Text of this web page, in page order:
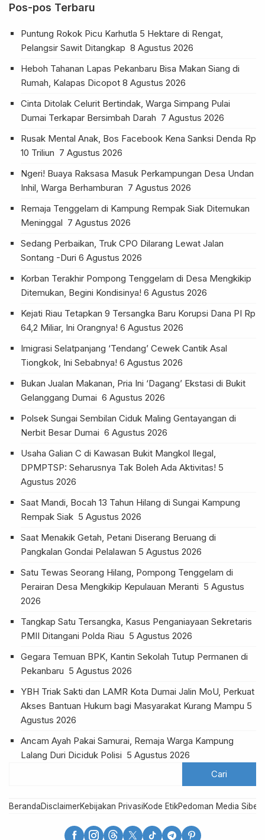
Pos-pos Terbaru
Puntung Rokok Picu Karhutla 5 Hektare di Rengat,
Pelangsir Sawit Ditangkap 8 Agustus 2026
Heboh Tahanan Lapas Pekanbaru Bisa Makan Siang di
Rumah, Kalapas Dicopot 8 Agustus 2026
Cinta Ditolak Celurit Bertindak, Warga Simpang Pulai
Dumai Terkapar Bersimbah Darah 7 Agustus 2026
Rusak Mental Anak, Bos Facebook Kena Sanksi Denda Rp
10 Triliun 7 Agustus 2026
Ngeri! Buaya Raksasa Masuk Perkampungan Desa Undan
Inhil, Warga Berhamburan 7 Agustus 2026
Remaja Tenggelam di Kampung Rempak Siak Ditemukan
Meninggal 7 Agustus 2026
Sedang Perbaikan, Truk CPO Dilarang Lewat Jalan
Sontang -Duri 6 Agustus 2026
Korban Terakhir Pompong Tenggelam di Desa Mengkikip
Ditemukan, Begini Kondisinya! 6 Agustus 2026
Kejati Riau Tetapkan 9 Tersangka Baru Korupsi Dana PI Rp
64,2 Miliar, Ini Orangnya! 6 Agustus 2026
Imigrasi Selatpanjang ‘Tendang’ Cewek Cantik Asal
Tiongkok, Ini Sebabnya! 6 Agustus 2026
Bukan Jualan Makanan, Pria Ini ‘Dagang’ Ekstasi di Bukit
Gelanggang Dumai 6 Agustus 2026
Polsek Sungai Sembilan Ciduk Maling Gentayangan di
Nerbit Besar Dumai 6 Agustus 2026
Usaha Galian C di Kawasan Bukit Mangkol Ilegal,
DPMPTSP: Seharusnya Tak Boleh Ada Aktivitas! 5
Agustus 2026
Saat Mandi, Bocah 13 Tahun Hilang di Sungai Kampung
Rempak Siak 5 Agustus 2026
Saat Menakik Getah, Petani Diserang Beruang di
Pangkalan Gondai Pelalawan 5 Agustus 2026
Satu Tewas Seorang Hilang, Pompong Tenggelam di
Perairan Desa Mengkikip Kepulauan Meranti 5 Agustus
2026
Tangkap Satu Tersangka, Kasus Penganiayaan Sekretaris
PMII Ditangani Polda Riau 5 Agustus 2026
Gegara Temuan BPK, Kantin Sekolah Tutup Permanen di
Pekanbaru 5 Agustus 2026
YBH Triak Sakti dan LAMR Kota Dumai Jalin MoU, Perkuat
Akses Bantuan Hukum bagi Masyarakat Kurang Mampu 5
Agustus 2026
Ancam Ayah Pakai Samurai, Remaja Warga Kampung
Lalang Duri Diciduk Polisi 5 Agustus 2026
BerandaDisclaimerKebijakan PrivasiKode EtikPedoman Media Siber